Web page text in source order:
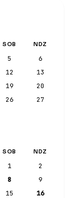
SOB NDZ
5
6
12
13
19
20
26
27
SOB NDZ
1
2
8
9
15
16